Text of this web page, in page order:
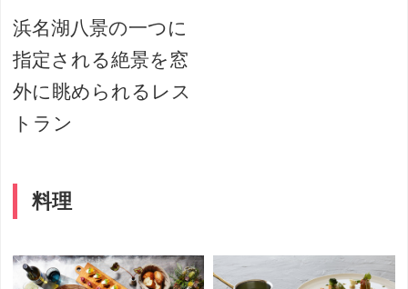
浜名湖八景の一つに
指定される絶景を窓
外に眺められるレス
トラン
料理